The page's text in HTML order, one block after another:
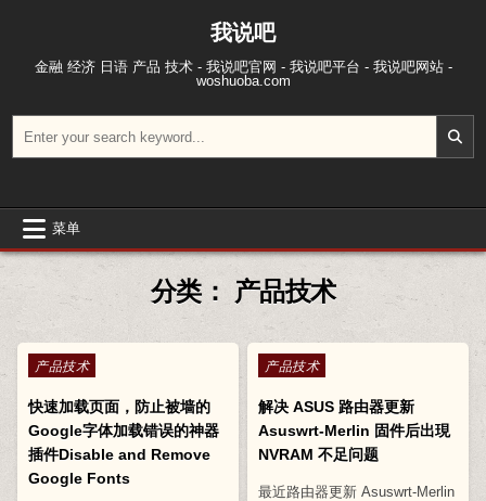
我说吧
金融 经济 日语 产品 技术 - 我说吧官网 - 我说吧平台 - 我说吧网站 -
woshuoba.com
菜单
分类： 产品技术
Posted in
产品技术
快速加载页面，防止被墙的
Google字体加载错误的神器
插件Disable and Remove
Google Fonts
Posted in
产品技术
解决 ASUS 路由器更新
Asuswrt-Merlin 固件后出現
NVRAM 不足问题
最近路由器更新 Asuswrt-Merlin